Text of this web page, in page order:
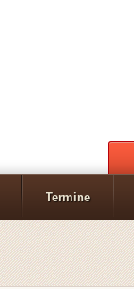
Termine